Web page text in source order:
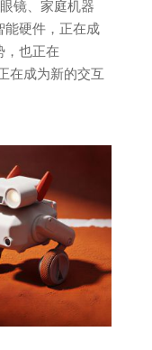
镜、家庭机器
能硬件，正在成
，也正在
在成为新的交互